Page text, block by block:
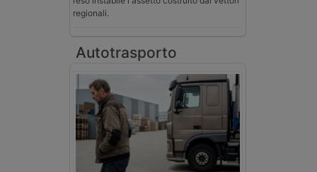
regionali.
Autotrasporto